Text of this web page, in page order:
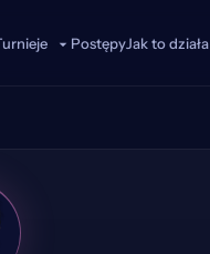
PostępyJak to działa